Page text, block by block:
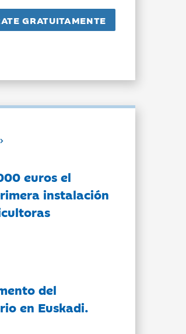
euros el
instalación
del
en Euskadi.